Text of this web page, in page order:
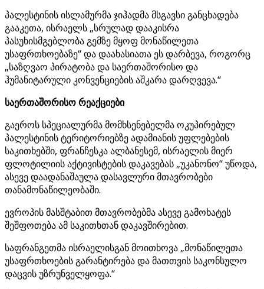
პალესტინის ისლამურმა ჯიჰადმა მსგავსი განცხადება
გააკეთა, ისრაელს „სრულად დააკისრა
პასუხისმგებლობა გემზე მყოფ მონაწილეთა
უსაფრთხოებაზე“ და დაახასიათა ეს დარბევა, როგორც
„საზღვაო პირატობა და საერთაშორისო და
ჰუმანიტარული კონვენციების აშკარა დარღვევა.“
საერთაშორისო რეაქციები
გაეროს სპეციალურმა მომხსენებელმა ოკუპირებულ
პალესტინის ტერიტორიებზე ადამიანის უფლებების
საკითხებში, ფრანჩესკა ალბანესემ, ისრაელის მიერ
ფლოტილიის აქტივისტების დაკავებას „უკანონო“ უწოდა,
ასევე დაადანაშაულა დასავლური მთავრობები
თანამონაწილეობაში.
ევროპის მასშტაბით მთავრობებმა ასევე გამოხატეს
შეშფოთება ამ საკითხთან დაკავშირებით.
საფრანგეთმა ისრაელისგან მოითხოვა „მონაწილეთა
უსაფრთხოების გარანტირება და მათთვის საკონსულო
დაცვის უზრუნველყოფა.“